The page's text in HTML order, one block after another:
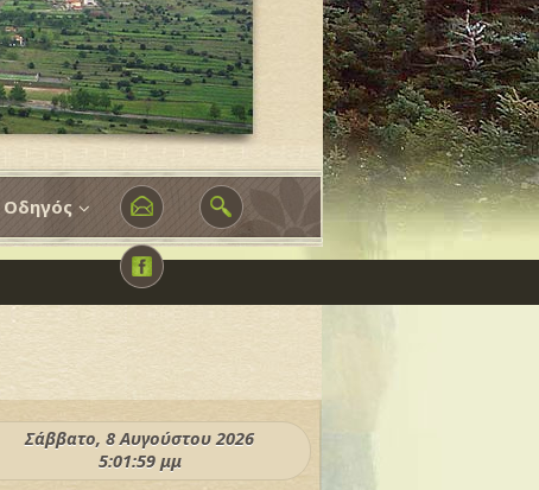
Οδηγός
Σάββατο, 8 Αυγούστου 2026
5:02:01 μμ